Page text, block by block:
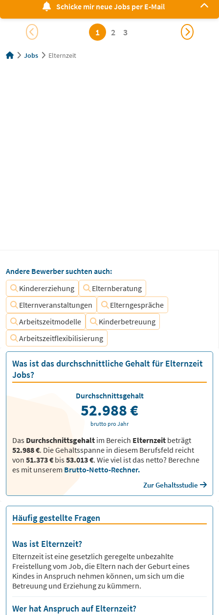
Schicke mir neue Jobs per E-Mail
1 2 3
Jobs Elternzeit
Andere Bewerber suchten auch:
Kindererziehung
Elternberatung
Elternveranstaltungen
Elterngespräche
Arbeitszeitmodelle
Kinderbetreuung
Arbeitszeitflexibilisierung
Was ist das durchschnittliche Gehalt für Elternzeit
Jobs?
Das Durchschnittsgehalt im Bereich Elternzeit beträgt
52.988 €. Die Gehaltsspanne in diesem Berufsfeld reicht
von 51.373 € bis53.013 €. Wie viel ist das netto? Berechne
es mit unserem Brutto-Netto-Rechner.
Zur Gehaltsstudie
Durchschnittsgehalt
52.988 €
brutto pro Jahr
Häufig gestellte Fragen
Was ist Elternzeit?
Elternzeit ist eine gesetzlich geregelte unbezahlte
Freistellung vom Job, die Eltern nach der Geburt eines
Kindes in Anspruch nehmen können, um sich um die
Betreuung und Erziehung zu kümmern.
Wer hat Anspruch auf Elternzeit?